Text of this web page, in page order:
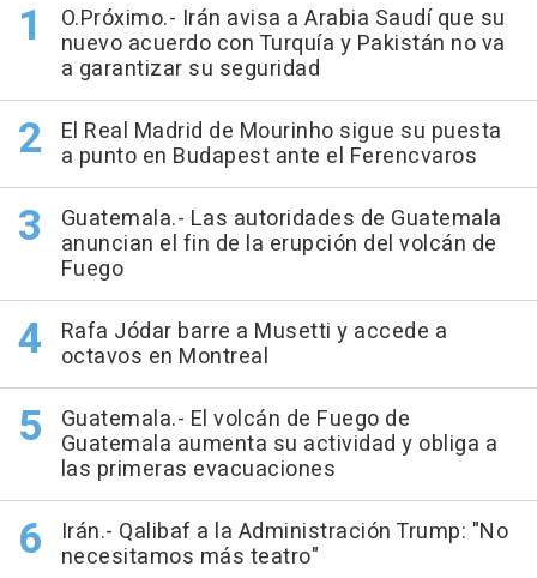
O.Próximo.- Irán avisa a Arabia Saudí que su
nuevo acuerdo con Turquía y Pakistán no va
a garantizar su seguridad
El Real Madrid de Mourinho sigue su puesta
a punto en Budapest ante el Ferencvaros
Guatemala.- Las autoridades de Guatemala
anuncian el fin de la erupción del volcán de
Fuego
Rafa Jódar barre a Musetti y accede a
octavos en Montreal
Guatemala.- El volcán de Fuego de
Guatemala aumenta su actividad y obliga a
las primeras evacuaciones
Irán.- Qalibaf a la Administración Trump: "No
necesitamos más teatro"